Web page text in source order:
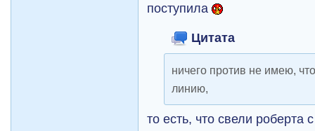
поступила
Цитата
ничего против не имею,
линию,
то есть, что свели роберта